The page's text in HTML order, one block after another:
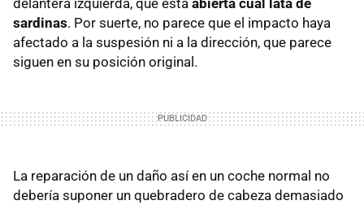
sardinas. Por suerte, no parece que el impacto haya
afectado a la suspesión ni a la dirección, que parece
siguen en su posición original.
La reparación de un daño así en un coche normal no
debería suponer un quebradero de cabeza demasiado